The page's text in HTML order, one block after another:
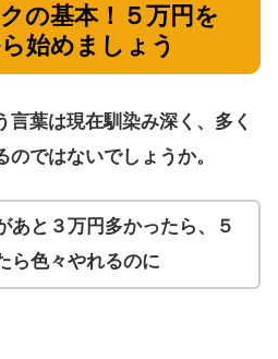
の基本！５万円を
始めましょう
言葉は現在馴染み深く、多く
ではないでしょうか。
あと３万円多かったら、５
ら色々やれるのに